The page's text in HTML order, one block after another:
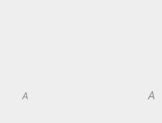
A A